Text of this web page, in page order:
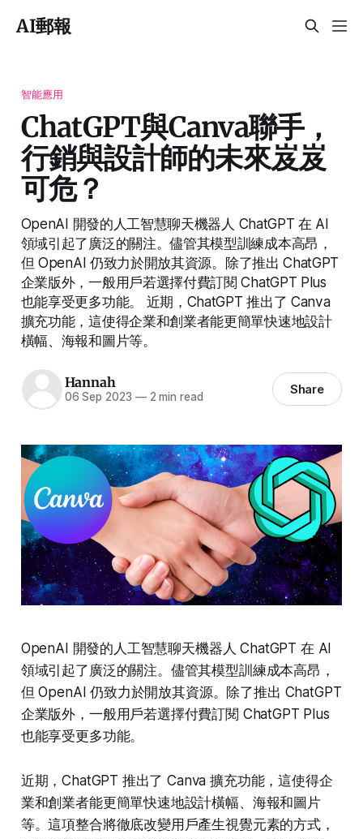
AI郵報
智能應用
ChatGPT與Canva聯手，
行銷與設計師的未來岌岌
可危？
OpenAI 開發的人工智慧聊天機器人 ChatGPT 在 AI
領域引起了廣泛的關注。儘管其模型訓練成本高昂，
但 OpenAI 仍致力於開放其資源。除了推出 ChatGPT
企業版外，一般用戶若選擇付費訂閱 ChatGPT Plus
也能享受更多功能。 近期，ChatGPT 推出了 Canva
擴充功能，這使得企業和創業者能更簡單快速地設計
橫幅、海報和圖片等。
Hannah
06 Sep 2023 —2 min read Share
OpenAI 開發的人工智慧聊天機器人 ChatGPT 在 AI
領域引起了廣泛的關注。儘管其模型訓練成本高昂，
但 OpenAI 仍致力於開放其資源。除了推出 ChatGPT
企業版外，一般用戶若選擇付費訂閱 ChatGPT Plus
也能享受更多功能。
近期，ChatGPT 推出了 Canva 擴充功能，這使得企
業和創業者能更簡單快速地設計橫幅、海報和圖片
等。這項整合將徹底改變用戶產生視覺元素的方式，